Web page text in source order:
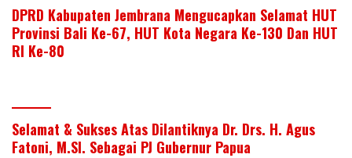
DPRD Kabupaten Jembrana Mengucapkan Selamat HUT
Provinsi Bali Ke-67, HUT Kota Negara Ke-130 Dan HUT
RI Ke-80
Selamat & Sukses Atas Dilantiknya Dr. Drs. H. Agus
Fatoni, M.SI. Sebagai PJ Gubernur Papua